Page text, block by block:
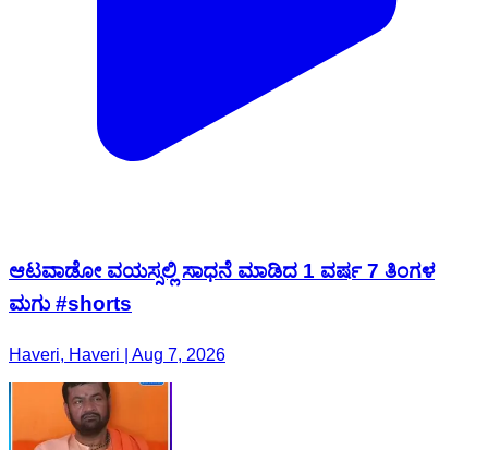
ಆಟವಾಡೋ ವಯಸ್ಸಲ್ಲಿ ಸಾಧನೆ ಮಾಡಿದ 1 ವರ್ಷ 7 ತಿಂಗಳ
ಮಗು #shorts
Haveri, Haveri | Aug 7, 2026